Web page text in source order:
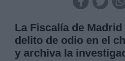
La Fiscalía de
delito de odio en el
y archiva la
Legitimación: